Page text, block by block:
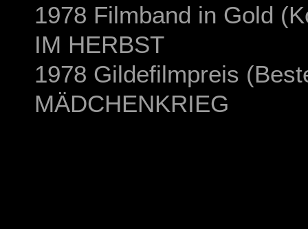
1978 Filmband in Gold
IM HERBST
1978 Gildefilmpreis
MÄDCHENKRIEG